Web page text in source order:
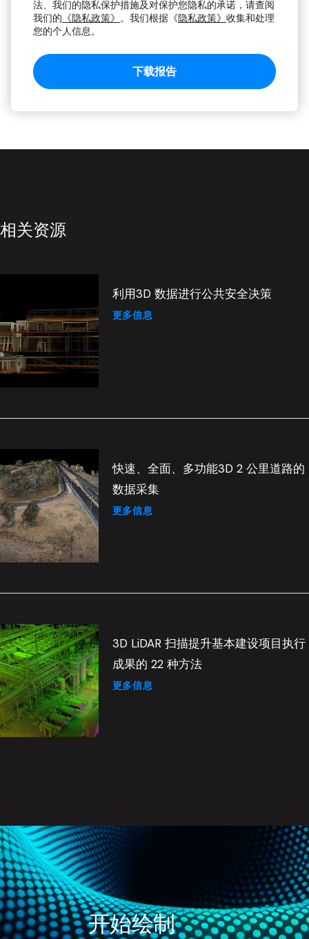
法、我们的隐私保护措施及对保护您隐私的承诺，请查阅
我们的 《隐私政策》 。我们根据《隐私政策》 收集和处理
您的个人信息。
相关资源
利用3D 数据进行公共安全决策
更多信息
快速、全面、多功能3D 2 公里道路的
数据采集
更多信息
3D LiDAR 扫描提升基本建设项目执行
成果的 22 种方法
更多信息
开始绘制